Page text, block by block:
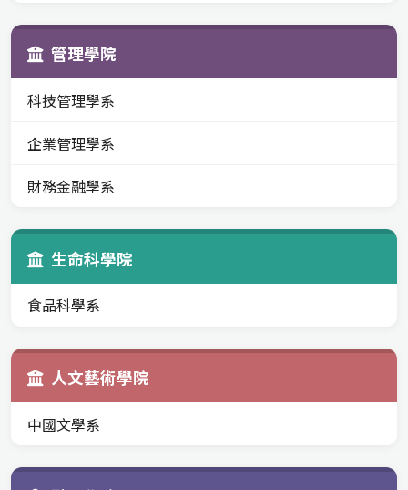
管理學院
科技管理學系
企業管理學系
財務金融學系
生命科學院
食品科學系
人文藝術學院
中國文學系